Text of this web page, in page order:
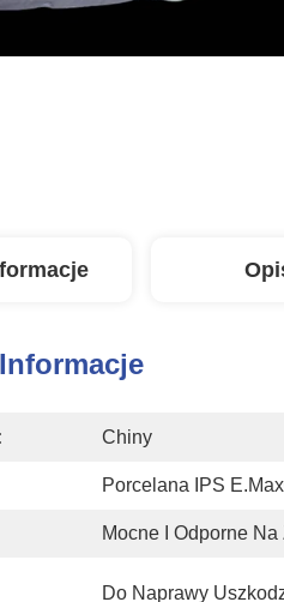
Chiny
Porcelana IPS
Mocne I Odporne
Do Naprawy